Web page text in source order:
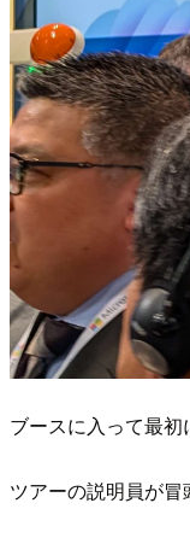
ブースに入って最
ツアーの説明員が